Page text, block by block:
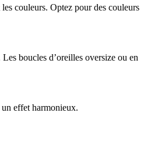
couleurs. Optez pour des couleurs
boucles d’oreilles oversize ou en
effet harmonieux.